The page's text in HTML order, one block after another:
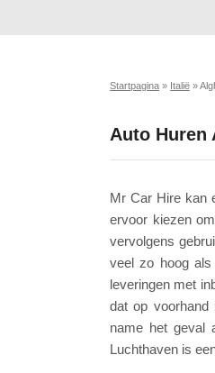
Startpagina » Italië »
Auto Huren
Mr Car Hire kan
ervoor kiezen
vervolgens
veel zo hoog als
leveringen met
dat op voorhand
name het geval
Luchthaven is